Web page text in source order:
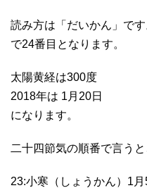
読み方は「だいかん」で
で24番目となります。
太陽黄経は300度
2018年は 1月20日
になります。
二十四節気の順番で言うと
23:小寒（しょうかん）1